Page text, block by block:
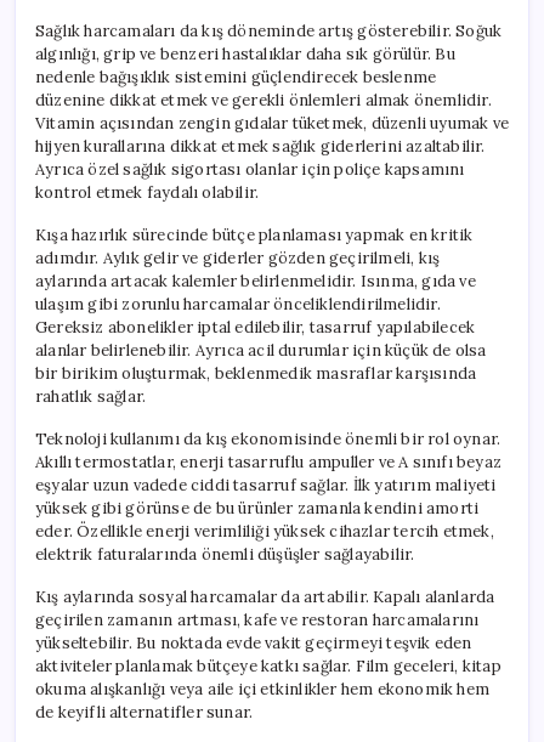
Sağlık harcamaları da kış döneminde artış gösterebilir. Soğuk
algınlığı, grip ve benzeri hastalıklar daha sık görülür. Bu
nedenle bağışıklık sistemini güçlendirecek beslenme
düzenine dikkat etmek ve gerekli önlemleri almak önemlidir.
Vitamin açısından zengin gıdalar tüketmek, düzenli uyumak ve
hijyen kurallarına dikkat etmek sağlık giderlerini azaltabilir.
Ayrıca özel sağlık sigortası olanlar için poliçe kapsamını
kontrol etmek faydalı olabilir.
Kışa hazırlık sürecinde bütçe planlaması yapmak en kritik
adımdır. Aylık gelir ve giderler gözden geçirilmeli, kış
aylarında artacak kalemler belirlenmelidir. Isınma, gıda ve
ulaşım gibi zorunlu harcamalar önceliklendirilmelidir.
Gereksiz abonelikler iptal edilebilir, tasarruf yapılabilecek
alanlar belirlenebilir. Ayrıca acil durumlar için küçük de olsa
bir birikim oluşturmak, beklenmedik masraflar karşısında
rahatlık sağlar.
Teknoloji kullanımı da kış ekonomisinde önemli bir rol oynar.
Akıllı termostatlar, enerji tasarruflu ampuller ve A sınıfı beyaz
eşyalar uzun vadede ciddi tasarruf sağlar. İlk yatırım maliyeti
yüksek gibi görünse de bu ürünler zamanla kendini amorti
eder. Özellikle enerji verimliliği yüksek cihazlar tercih etmek,
elektrik faturalarında önemli düşüşler sağlayabilir.
Kış aylarında sosyal harcamalar da artabilir. Kapalı alanlarda
geçirilen zamanın artması, kafe ve restoran harcamalarını
yükseltebilir. Bu noktada evde vakit geçirmeyi teşvik eden
aktiviteler planlamak bütçeye katkı sağlar. Film geceleri, kitap
okuma alışkanlığı veya aile içi etkinlikler hem ekonomik hem
de keyifli alternatifler sunar.